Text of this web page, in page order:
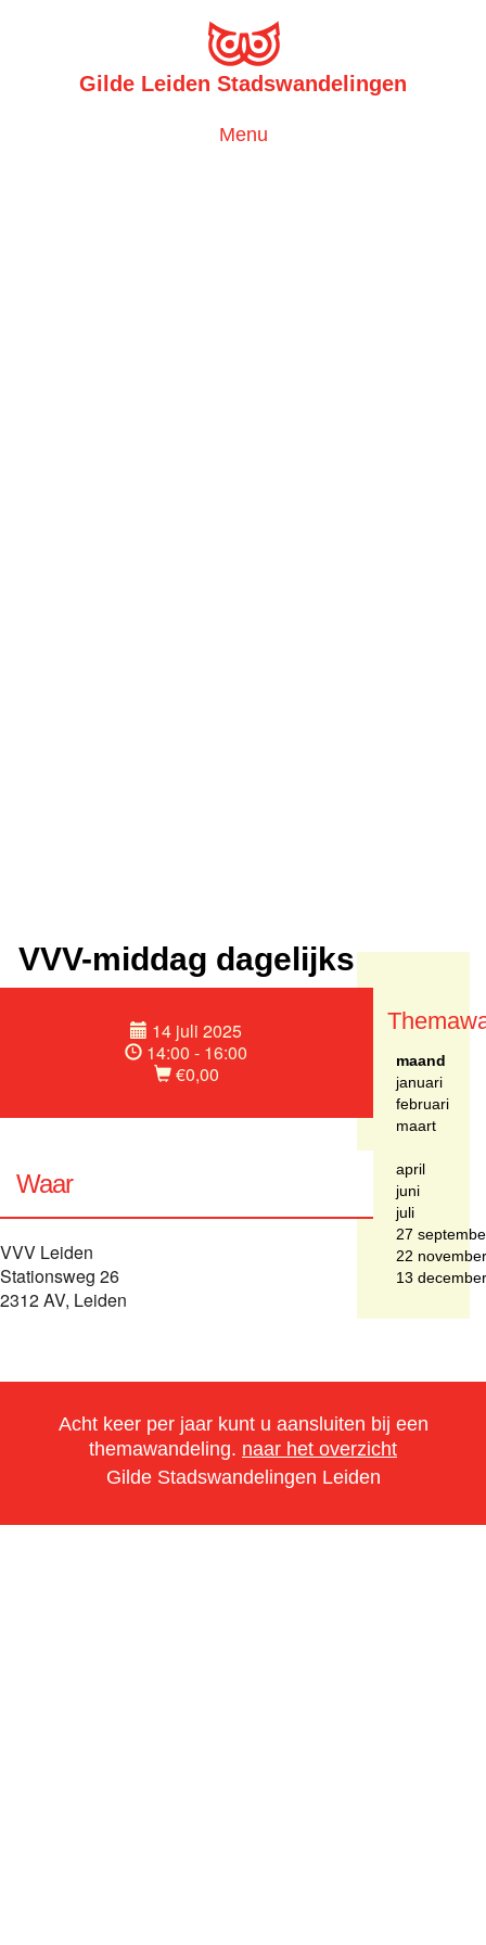
Gilde Leiden Stadswandelingen
Toggle
Menu
VVV-middag dagelijks
14 juli 2025
14:00 - 16:00
€0,00
Waar
VVV Leiden
Stationsweg 26
2312 AV, Leiden
maand
januari
februari
maart
april
juni
juli
27
22 november
13 december
Acht keer per jaar kunt u aansluiten bij een
themawandeling. naar het overzicht
Gilde Stadswandelingen Leiden